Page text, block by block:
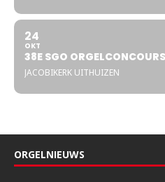
24
OKT
38E SGO ORGELCONCOURS
JACOBIKERK UITHUIZEN
ORGELNIEUWS